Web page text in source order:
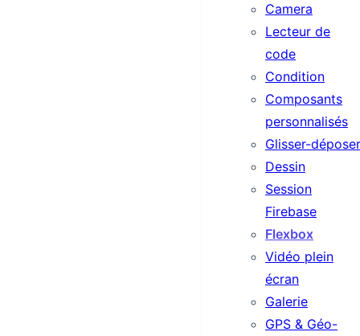
Camera
Lecteur de
code
Condition
Composants
personnalisés
Glisser-déposer
Dessin
Session
Firebase
Flexbox
Vidéo plein
écran
Galerie
GPS & Géo-